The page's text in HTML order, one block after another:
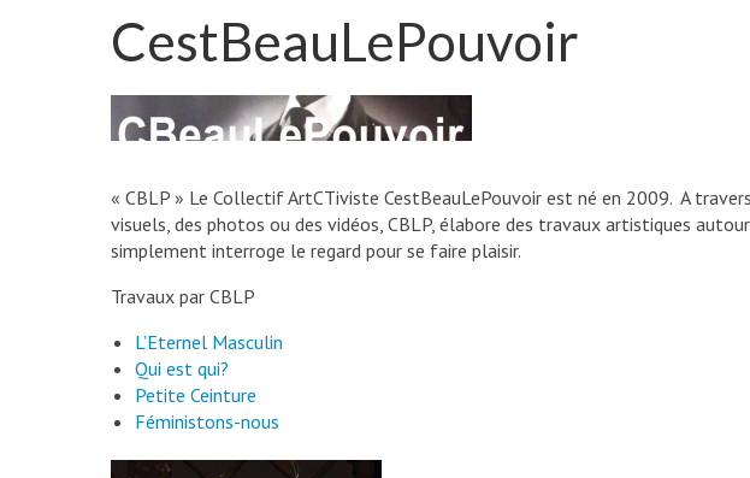
CestBeauLePouvoir
« CBLP » Le Collectif ArtCTiviste CestBeauLePouvoir est né en 2009. A
visuels, des photos ou des vidéos, CBLP, élabore des travaux artistiques
simplement interroge le regard pour se faire plaisir.
Travaux par CBLP
L’Eternel Masculin
Qui est qui?
Petite Ceinture
Féministons-nous